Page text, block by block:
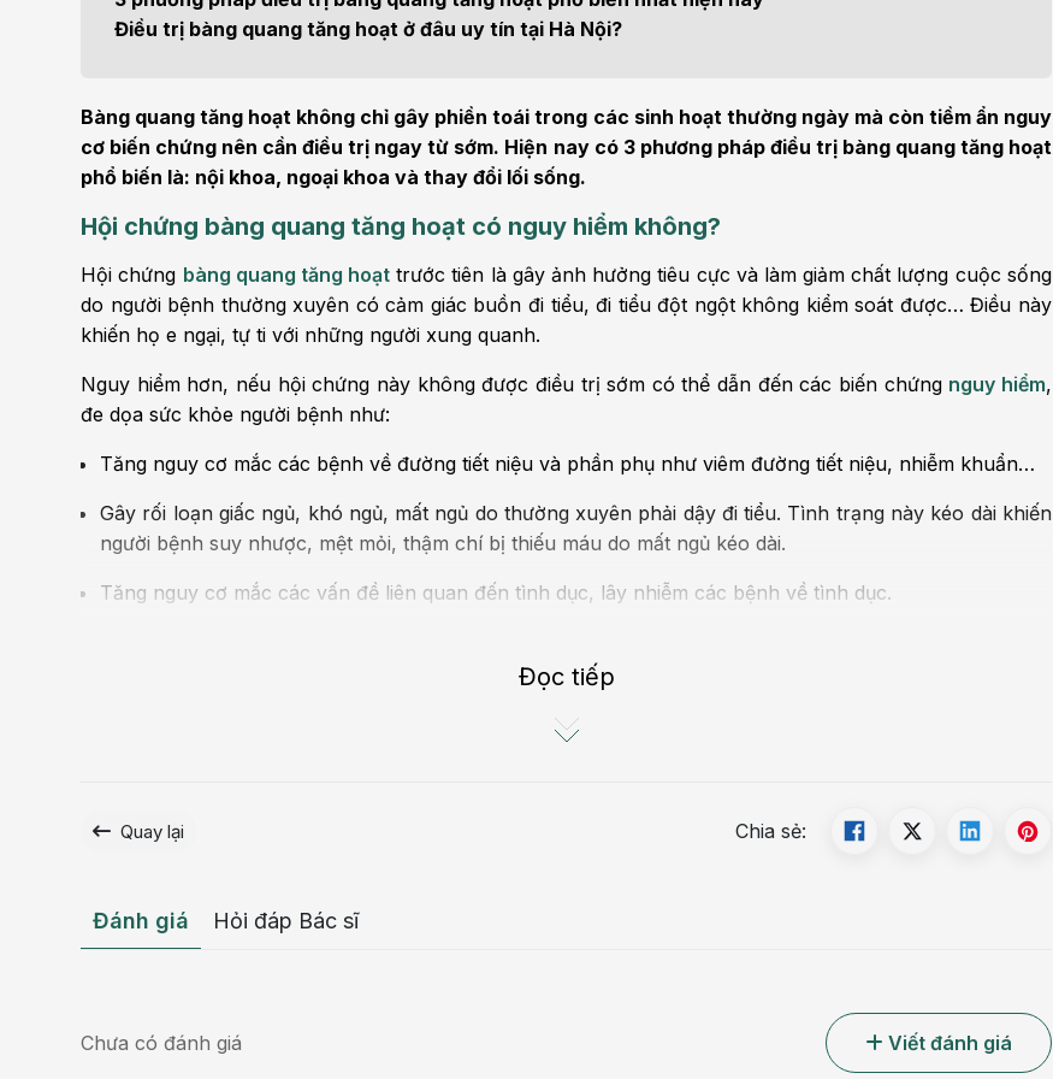
Bệnh học Ung bướu
Thẩm mỹ
Tiêu hóa - Gan - Mật
Nội Tiết
Cấp cứu - Hồi sức tích
Ung bướu
Thận - Tiết niệu
Vật lý trị liệu - Phục hồi
Ngoại khoa
Điều trị bàng quang tăng hoạt ở đâu uy tín tại Hà Nội?
Bàng quang tăng hoạt không chỉ gây phiền toái trong các sinh hoạt thường ngày mà còn tiềm ẩn nguy
cơ biến chứng nên cần điều trị ngay từ sớm. Hiện nay có 3 phương pháp điều trị bàng quang tăng hoạt
phổ biến là: nội khoa, ngoại khoa và thay đổi lối sống.
Hội chứng bàng quang tăng hoạt có nguy hiểm không?
Hội chứng bàng quang tăng hoạt trước tiên là gây ảnh hưởng tiêu cực và làm giảm chất lượng cuộc sống
do người bệnh thường xuyên có cảm giác buồn đi tiểu, đi tiểu đột ngột không kiểm soát được… Điều này
khiến họ e ngại, tự ti với những người xung quanh.
Nguy hiểm hơn, nếu hội chứng này không được điều trị sớm có thể dẫn đến các biến chứng nguy hiểm,
đe dọa sức khỏe người bệnh như:
Tăng nguy cơ mắc các bệnh về đường tiết niệu và phần phụ như viêm đường tiết niệu, nhiễm khuẩn…
Gây rối loạn giấc ngủ, khó ngủ, mất ngủ do thường xuyên phải dậy đi tiểu. Tình trạng này kéo dài khiến
người bệnh suy nhược, mệt mỏi, thậm chí bị thiếu máu do mất ngủ kéo dài.
Tăng nguy cơ mắc các vấn đề liên quan đến tình dục, lây nhiễm các bệnh về tình dục.
trị từ sớm, ngay khi có dấu hiệu bất thường phải đi khám luôn.
Đọc tiếp
Quay lại Chia sẻ:
Đánh giá Hỏi đáp Bác sĩ
Chưa có đánh giá Viết đánh giá